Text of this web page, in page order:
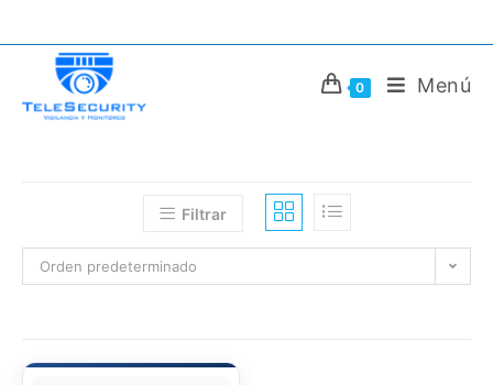
contenido
0 Menú
Filtrar
Orden predeterminado